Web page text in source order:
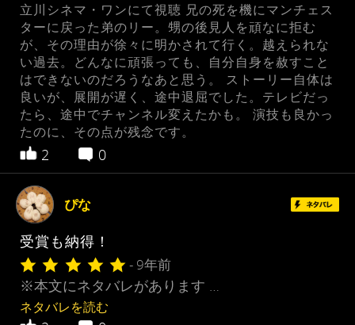
立川シネマ・ワンにて視聴 兄の死を機にマンチェス
ターに戻った弟のリー。甥の後見人を頑なに拒む
が、その理由が徐々に明かされて行く。越えられな
い過去。どんなに頑張っても、自分自身を赦すこと
はできないのだろうなあと思う。 ストーリー自体は
良いが、展開が遅く、途中退屈でした。テレビだっ
たら、途中でチャンネル変えたかも。 演技も良かっ
たのに、その点が残念です。
2 0
ぴな
受賞も納得！
- 9年前
※本文にネタバレがあります …
ネタバレを読む